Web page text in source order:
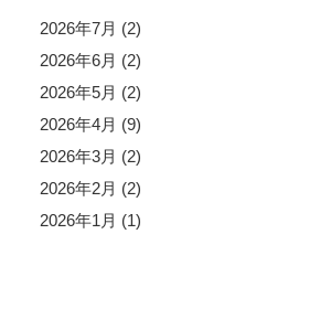
2026年7月 (2)
2026年6月 (2)
2026年5月 (2)
2026年4月 (9)
2026年3月 (2)
2026年2月 (2)
2026年1月 (1)